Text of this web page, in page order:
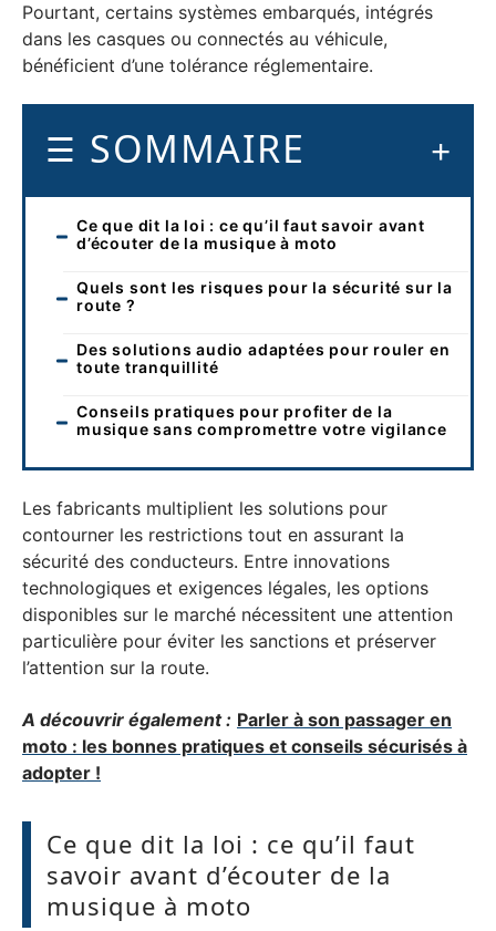
Pourtant, certains systèmes embarqués, intégrés
dans les casques ou connectés au véhicule,
bénéficient d’une tolérance réglementaire.
SOMMAIRE
Ce que dit la loi : ce qu’il faut savoir avant
d’écouter de la musique à moto
Quels sont les risques pour la sécurité sur la
route ?
Des solutions audio adaptées pour rouler en
toute tranquillité
Conseils pratiques pour profiter de la
musique sans compromettre votre vigilance
Les fabricants multiplient les solutions pour
contourner les restrictions tout en assurant la
sécurité des conducteurs. Entre innovations
technologiques et exigences légales, les options
disponibles sur le marché nécessitent une attention
particulière pour éviter les sanctions et préserver
l’attention sur la route.
A découvrir également : Parler à son passager en
moto : les bonnes pratiques et conseils sécurisés à
adopter !
Ce que dit la loi : ce qu’il faut
savoir avant d’écouter de la
musique à moto